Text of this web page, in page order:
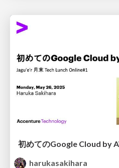
初めてのGoogle Cloud by
harukasakihara